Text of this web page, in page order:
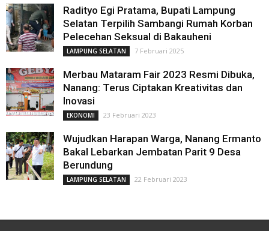
Radityo Egi Pratama, Bupati Lampung
Selatan Terpilih Sambangi Rumah Korban
Pelecehan Seksual di Bakauheni
LAMPUNG SELATAN 7 Februari 2025
Merbau Mataram Fair 2023 Resmi Dibuka,
Nanang: Terus Ciptakan Kreativitas dan
Inovasi
EKONOMI 23 Februari 2023
Wujudkan Harapan Warga, Nanang Ermanto
Bakal Lebarkan Jembatan Parit 9 Desa
Berundung
LAMPUNG SELATAN 22 Februari 2023